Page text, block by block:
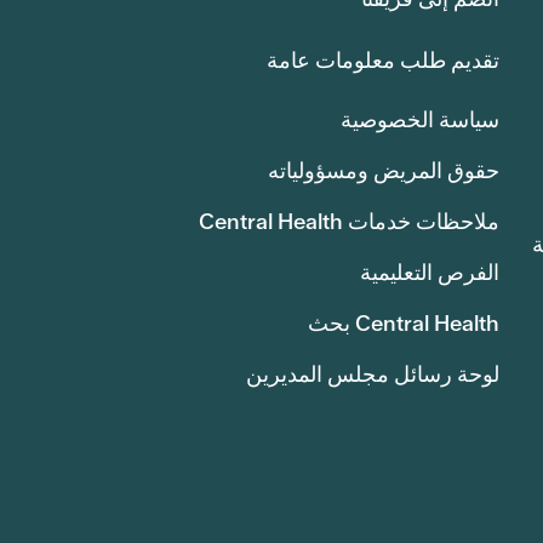
تقديم طلب معلومات عامة
سياسة الخصوصية
حقوق المريض ومسؤولياته
ملاحظات خدمات Central Health
الفرص التعليمية
Central Health بحث
لوحة رسائل مجلس المديرين